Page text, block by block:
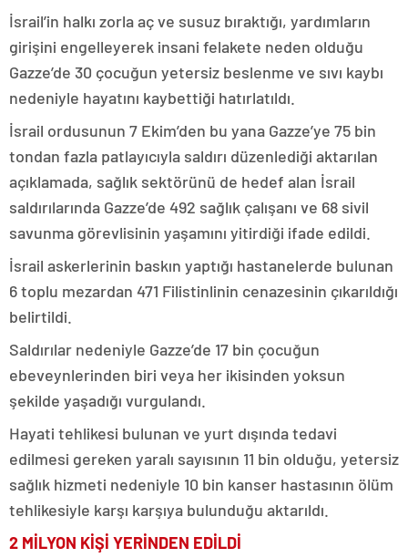
İsrail’in halkı zorla aç ve susuz bıraktığı, yardımların
girişini engelleyerek insani felakete neden olduğu
Gazze’de 30 çocuğun yetersiz beslenme ve sıvı kaybı
nedeniyle hayatını kaybettiği hatırlatıldı.
İsrail ordusunun 7 Ekim’den bu yana Gazze’ye 75 bin
tondan fazla patlayıcıyla saldırı düzenlediği aktarılan
açıklamada, sağlık sektörünü de hedef alan İsrail
saldırılarında Gazze’de 492 sağlık çalışanı ve 68 sivil
savunma görevlisinin yaşamını yitirdiği ifade edildi.
İsrail askerlerinin baskın yaptığı hastanelerde bulunan
6 toplu mezardan 471 Filistinlinin cenazesinin çıkarıldığı
belirtildi.
Saldırılar nedeniyle Gazze’de 17 bin çocuğun
ebeveynlerinden biri veya her ikisinden yoksun
şekilde yaşadığı vurgulandı.
Hayati tehlikesi bulunan ve yurt dışında tedavi
edilmesi gereken yaralı sayısının 11 bin olduğu, yetersiz
sağlık hizmeti nedeniyle 10 bin kanser hastasının ölüm
tehlikesiyle karşı karşıya bulunduğu aktarıldı.
2 MİLYON KİŞİ YERİNDEN EDİLDİ